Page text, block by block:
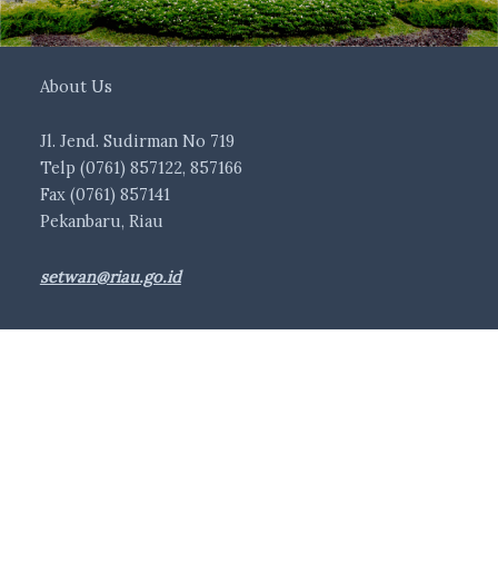
About Us
Jl. Jend. Sudirman No 719
Telp (0761) 857122, 857166
Fax (0761) 857141
Pekanbaru, Riau
setwan@riau.go.id